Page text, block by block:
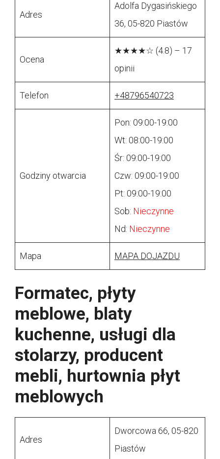
Adres
Adolfa Dygasińskiego
36, 05-820 Piastów
Ocena
★★★★☆ (4.8) – 17
opinii
Telefon +48796540723
Godziny otwarcia
Pon: 09:00-19:00
Wt: 08:00-19:00
Śr: 09:00-19:00
Czw: 09:00-19:00
Pt: 09:00-19:00
Sob: Nieczynne
Nd: Nieczynne
Mapa MAPA DOJAZDU
Formatec, płyty
meblowe, blaty
kuchenne, usługi dla
stolarzy, producent
mebli, hurtownia płyt
meblowych
Adres
Dworcowa 66, 05-820
Piastów